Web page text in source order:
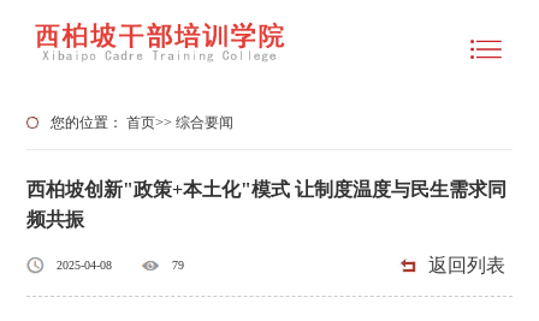
您的位置：首页>>综合要闻
西柏坡创新"政策+本土化"模式 让制度温度与民生需求同
频共振
2025-04-08 79 返回列表